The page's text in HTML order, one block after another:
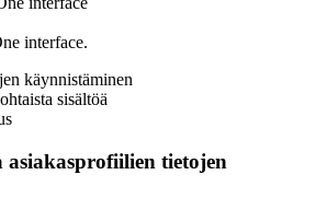
käynnistäminen
sisältöä
tietojen